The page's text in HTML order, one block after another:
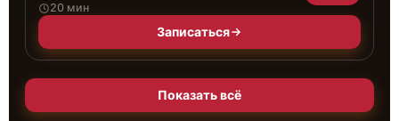
20 мин
Записаться
Показать всё